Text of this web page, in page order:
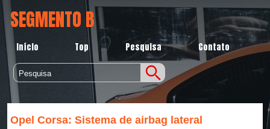
SEGMENTO B
Início Top Pesquisa Contato
Opel Corsa: Sistema de airbag lateral